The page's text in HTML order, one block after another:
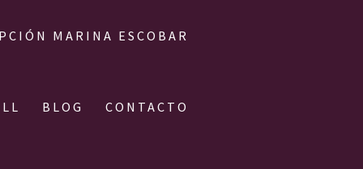
MARINA ESCOBAR
BLOG CONTACTO